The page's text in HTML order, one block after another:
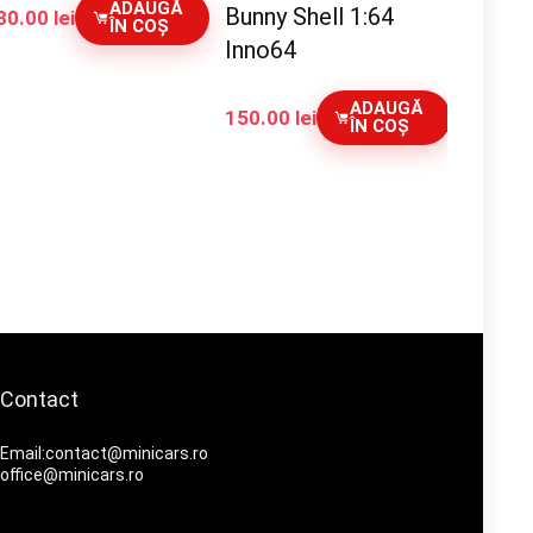
lei
ADAUGĂ
ÎN COȘ
Bunny Shell 1:64
Inno64
150.00 lei
ADAUGĂ
ÎN COȘ
Contact
Email:contact@minicars.ro
office@minicars.ro